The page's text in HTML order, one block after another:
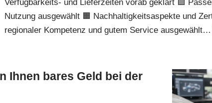
Verfügbarkeits- und Lieferzeiten vorab geklärt 🟪
Nutzung ausgewählt 🟧 Nachhaltigkeitsaspekte und
regionaler Kompetenz und gutem Service ausgewählt…
Ihnen bares Geld bei der